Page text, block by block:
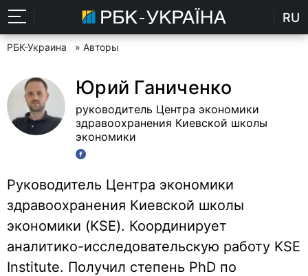
RU
РБК-Украина » Авторы
Юрий Ганиченко
руководитель Центра экономики
здравоохранения Киевской школы
экономики
Руководитель Центра экономики
здравоохранения Киевской школы
экономики (KSE). Координирует
аналитико-исследовательскую работу KSE
Institute. Получил степень PhD по